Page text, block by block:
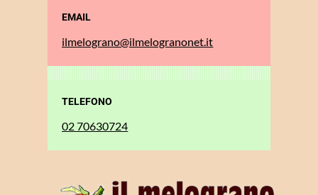
EMAIL
ilmelograno@ilmelogranonet.it
TELEFONO
02 70630724